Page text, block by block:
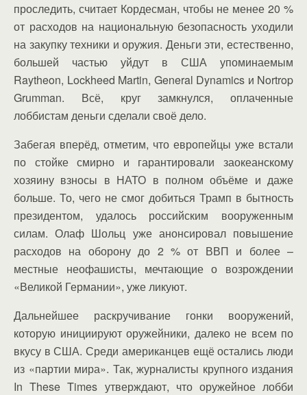
проследить, считает Кордесман, чтобы не менее 20 %
от расходов на национальную безопасность уходили
на закупку техники и оружия. Деньги эти, естественно,
большей частью уйдут в США упоминаемым
Raytheon, Lockheed Martin, General Dynamics и Nortrop
Grumman. Всё, круг замкнулся, оплаченные
лоббистам деньги сделали своё дело.
Забегая вперёд, отметим, что европейцы уже встали
по стойке смирно и гарантировали заокеанскому
хозяину взносы в НАТО в полном объёме и даже
больше. То, чего не смог добиться Трамп в бытность
президентом, удалось российским вооруженным
силам. Олаф Шольц уже анонсировал повышение
расходов на оборону до 2 % от ВВП и более –
местные неофашисты, мечтающие о возрождении
«Великой Германии», уже ликуют.
Дальнейшее раскручивание гонки вооружений,
которую инициируют оружейники, далеко не всем по
вкусу в США. Среди американцев ещё остались люди
из «партии мира». Так, журналисты крупного издания
In These Times утверждают, что оружейное лобби